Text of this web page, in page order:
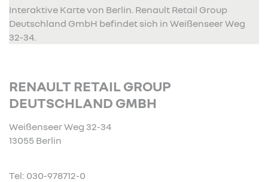
Interaktive Karte von Berlin. Renault Retail Group
Deutschland GmbH befindet sich in Weißenseer Weg
32-34.
RENAULT RETAIL GROUP
DEUTSCHLAND GMBH
Weißenseer Weg 32-34
13055 Berlin
Tel: 030-978712-0